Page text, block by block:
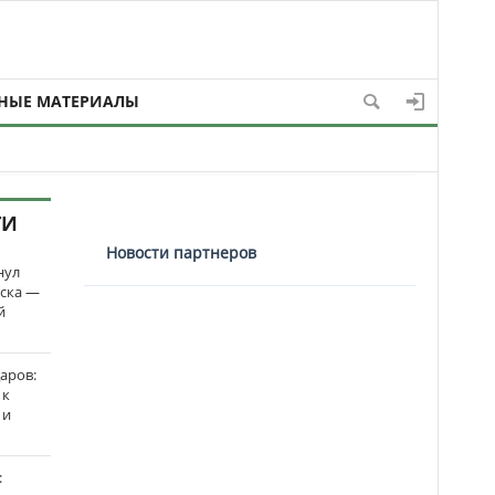
МАТЕРИАЛЫ
—
Новости партнеров